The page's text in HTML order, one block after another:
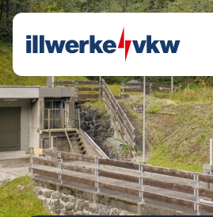
Direkt zum Inhalt
Direkt zur Navigation